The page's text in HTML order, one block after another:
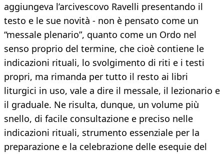
aggiungeva l’arcivescovo Ravelli presentando il
testo e le sue novità - non è pensato come un
“messale plenario”, quanto come un Ordo nel
senso proprio del termine, che cioè contiene le
indicazioni rituali, lo svolgimento di riti e i testi
propri, ma rimanda per tutto il resto ai libri
liturgici in uso, vale a dire il messale, il lezionario e
il graduale. Ne risulta, dunque, un volume più
snello, di facile consultazione e preciso nelle
indicazioni rituali, strumento essenziale per la
preparazione e la celebrazione delle esequie del